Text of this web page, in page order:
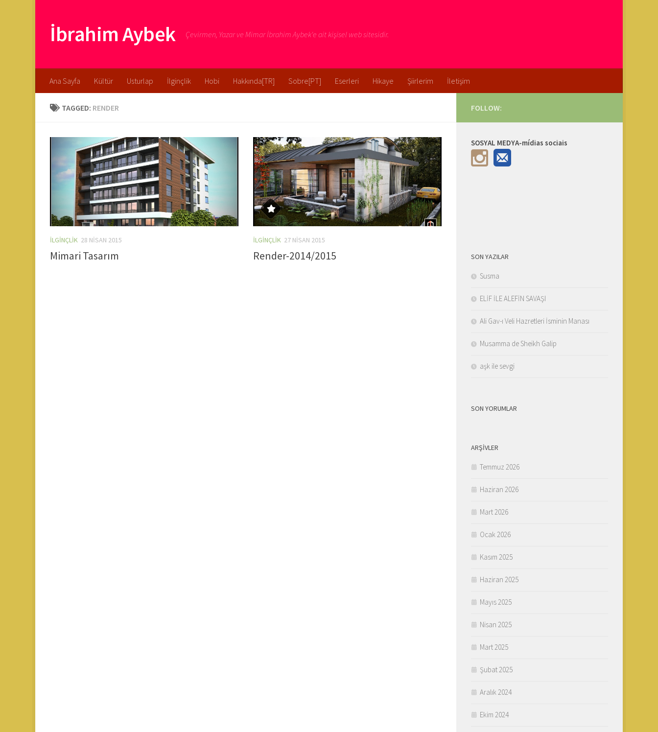
İbrahim Aybek Çevirmen, Yazar ve Mimar İbrahim Aybek'e ait kişisel web sitesidir.
Ana Sayfa Kültür Usturlap İlginçlik Hobi Hakkında[TR] Sobre[PT] Eserleri Hikaye Şiirlerim İletişim
TAGGED: RENDER
İLGINÇLIK 28 NISAN 2015
Mimari Tasarım
İLGINÇLIK 27 NISAN 2015
Render-2014/2015
FOLLOW:
SOSYAL MEDYA-mídias sociais
SON YAZILAR
Susma
ELİF İLE ALEFİN SAVAŞI
Ali Gav-ı Veli Hazretleri İsminin Manası
Musamma de Sheikh Galip
aşk ile sevgi
SON YORUMLAR
ARŞIVLER
Temmuz 2026
Haziran 2026
Mart 2026
Ocak 2026
Kasım 2025
Haziran 2025
Mayıs 2025
Nisan 2025
Mart 2025
Şubat 2025
Aralık 2024
Ekim 2024